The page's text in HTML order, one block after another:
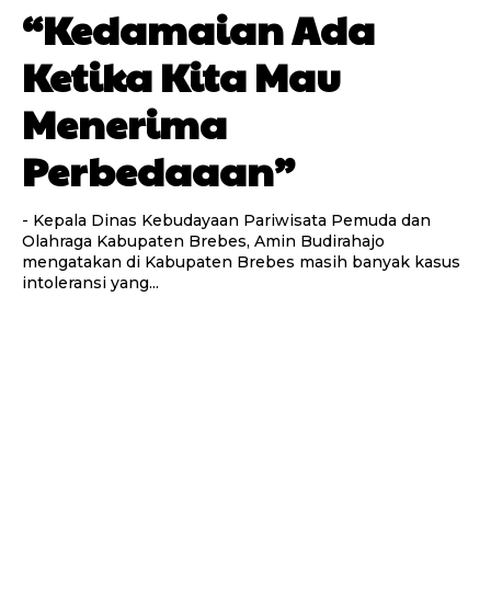
“Kedamaian Ada
Ketika Kita Mau
Menerima
Perbedaaan”
- Kepala Dinas Kebudayaan Pariwisata Pemuda dan
Olahraga Kabupaten Brebes, Amin Budirahajo
mengatakan di Kabupaten Brebes masih banyak kasus
intoleransi yang...